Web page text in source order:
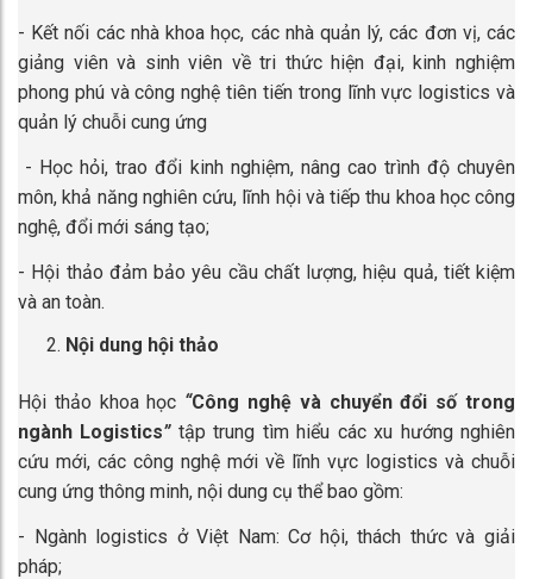
- Kết nối các nhà khoa học, các nhà quản lý, các đơn vị, các
giảng viên và sinh viên về tri thức hiện đại, kinh nghiệm
phong phú và công nghệ tiên tiến trong lĩnh vực logistics và
quản lý chuỗi cung ứng
- Học hỏi, trao đổi kinh nghiệm, nâng cao trình độ chuyên
môn, khả năng nghiên cứu, lĩnh hội và tiếp thu khoa học công
nghệ, đổi mới sáng tạo;
- Hội thảo đảm bảo yêu cầu chất lượng, hiệu quả, tiết kiệm
và an toàn.
Nội dung hội thảo
Hội thảo khoa học “Công nghệ và chuyển đổi số trong
ngành Logistics”tập trung tìm hiểu các xu hướng nghiên
cứu mới, các công nghệ mới về lĩnh vực logistics và chuỗi
cung ứng thông minh, nội dung cụ thể bao gồm:
- Ngành logistics ở Việt Nam: Cơ hội, thách thức và giải
pháp;